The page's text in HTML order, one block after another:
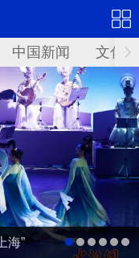
中国新闻 文化
海”